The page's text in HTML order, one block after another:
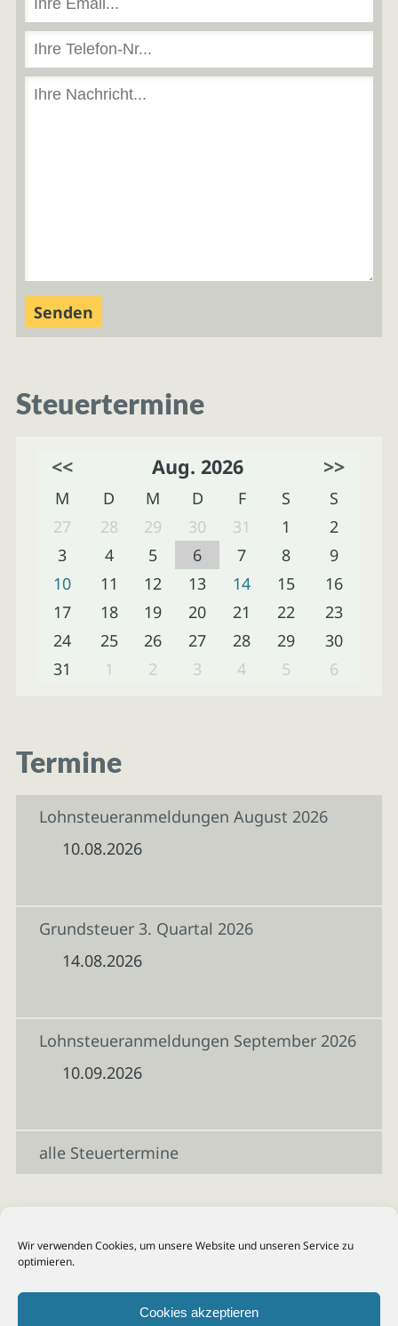
Wir verwenden Cookies, um unsere Website und unseren Service zu
optimieren.
Cookies akzeptieren
Steuertermine
<< Aug. 2026 >>
M D M D F S
S
27
28 29 30 31 1
2
3
4 5 6 7 8
9
10
11 12 13 14 15
16
17
18 19 20 21 22
23
24
25 26 27 28 29
30
31
1 2 3 4 5 6
Termine
Lohnsteueranmeldungen August 2026
10.08.2026
Grundsteuer 3. Quartal 2026
14.08.2026
Lohnsteueranmeldungen September 2026
10.09.2026
alle Steuertermine